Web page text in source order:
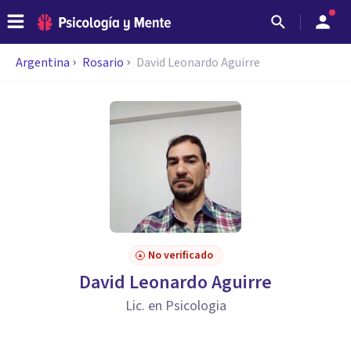
Argentina Rosario David Leonardo Aguirre
No verificado
David Leonardo Aguirre
Lic. en Psicologia